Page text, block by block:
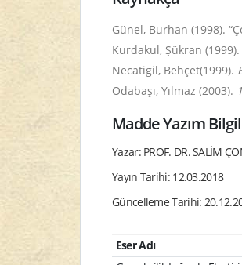
Günel, Burhan (1998).
Kurdakul, Şükran (1999).
Necatigil, Behçet(1999).
Odabaşı, Yılmaz (2003).
Madde Yazım
Yazar: PROF. DR. SALİM
Yayın Tarihi: 12.03.2018
Güncelleme Tarihi:
Eser Adı